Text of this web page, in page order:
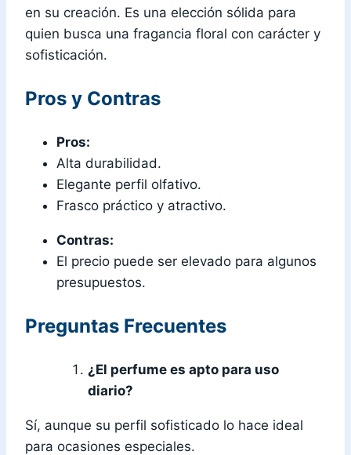
en su creación. Es una elección sólida para
quien busca una fragancia floral con carácter y
sofisticación.
Pros y Contras
Pros:
Alta durabilidad.
Elegante perfil olfativo.
Frasco práctico y atractivo.
Contras:
El precio puede ser elevado para algunos
presupuestos.
Preguntas Frecuentes
¿El perfume es apto para uso
diario?
Sí, aunque su perfil sofisticado lo hace ideal
para ocasiones especiales.